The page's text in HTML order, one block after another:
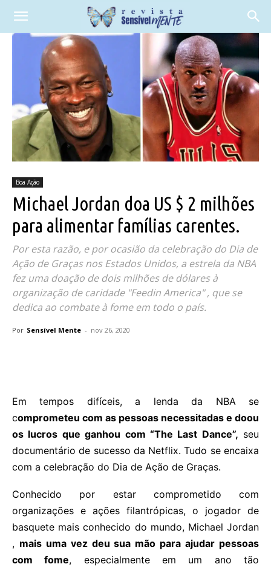
Boa Ação
Michael Jordan doa US $ 2 milhões
para alimentar famílias carentes.
Por esta razão, e por ocasião da celebração do Dia de
Ação de Graças nos Estados Unidos, a estrela da NBA
fez uma doação de dois milhões de dólares à
organização de caridade "Feedin America" , que se
dedica ao combate à fome em todo o país.
Por Sensível Mente - nov 26, 2020
Em tempos difíceis, a lenda da NBA se
comprometeu com as pessoas necessitadas e doou
os lucros que ganhou com “The Last Dance”, seu
documentário de sucesso da Netflix. Tudo se encaixa
com a celebração do Dia de Ação de Graças.
Conhecido por estar comprometido com
organizações e ações filantrópicas, o jogador de
basquete mais conhecido do mundo, Michael Jordan
, mais uma vez deu sua mão para ajudar pessoas
com fome, especialmente em um ano tão